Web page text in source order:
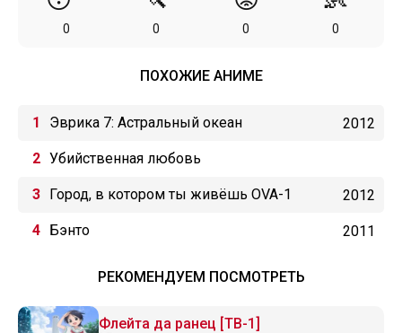
0 0 0 0
ПОХОЖИЕ АНИМЕ
Эврика 7: Астральный океан 2012
Убийственная любовь
Город, в котором ты живёшь OVA-1 2012
Бэнто 2011
РЕКОМЕНДУЕМ ПОСМОТРЕТЬ
Флейта да ранец [ТВ-1]